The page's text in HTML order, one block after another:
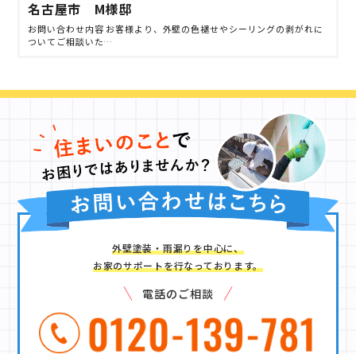
名古屋市 M様邸
お問い合わせ内容 お客様より、外壁の色褪せやシーリングの剥がれに
ついてご相談いた…
外壁塗装・雨漏りを中心に、
お家のサポートを行なっております。
電話のご相談